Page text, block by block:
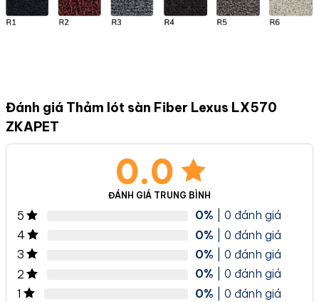
Đánh giá Thảm lót sàn Fiber Lexus LX570
ZKAPET
0.0
ĐÁNH GIÁ TRUNG BÌNH
5 0% | 0 đánh giá
4
0% | 0 đánh giá
3
0% | 0 đánh giá
2
0% | 0 đánh giá
1
0% | 0 đánh giá